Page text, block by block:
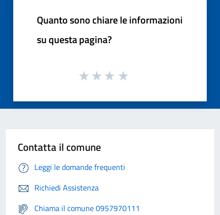
Quanto sono chiare le informazioni
su questa pagina?
Contatta il comune
Leggi le domande frequenti
Richiedi Assistenza
Chiama il comune 0957970111